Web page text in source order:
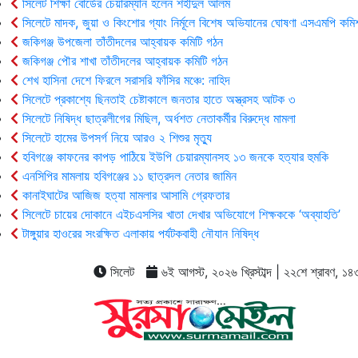
সিলেট শিক্ষা বোর্ডের চেয়ারম্যান হলেন শহীদুল আলম
সিলেটে মাদক, জুয়া ও কিংশোর গ্যাং নির্মূলে বিশেষ অভিযানের ঘোষণা এসএমপি
জকিগঞ্জ উপজেলা তাঁতীদলের আহ্বায়ক কমিটি গঠন
জকিগঞ্জ পৌর শাখা তাঁতীদলের আহ্বায়ক কমিটি গঠন
শেখ হাসিনা দেশে ফিরলে সরাসরি ফাঁসির মঞ্চে: নাহিদ
সিলেটে প্রকাশ্যে ছিনতাই চেষ্টাকালে জনতার হাতে অস্ত্রসহ আটক ৩
সিলেটে নিষিদ্ধ ছাত্রলীগের মিছিল, অর্ধশত নেতাকর্মীর বিরুদ্ধে মামলা
সিলেটে হামের উপসর্গ নিয়ে আরও ২ শিশুর মৃত্যু
হবিগঞ্জে কাফনের কাপড় পাঠিয়ে ইউপি চেয়ারম্যানসহ ১৩ জনকে হত্যার হুমকি
এনসিপির মামলায় হবিগঞ্জের ১১ ছাত্রদল নেতার জামিন
কানাইঘাটের আজিজ হত্যা মামলার আসামি গ্রেফতার
সিলেটে চায়ের দোকানে এইচএসসির খাতা দেখার অভিযোগে শিক্ষককে ‘অব্যাহতি’
টাঙ্গুয়ার হাওরের সংরক্ষিত এলাকায় পর্যটকবাহী নৌযান নিষিদ্ধ
সিলেট ৬ই আগস্ট, ২০২৬ খ্রিস্টাব্দ | ২২শে শ্রাবণ,